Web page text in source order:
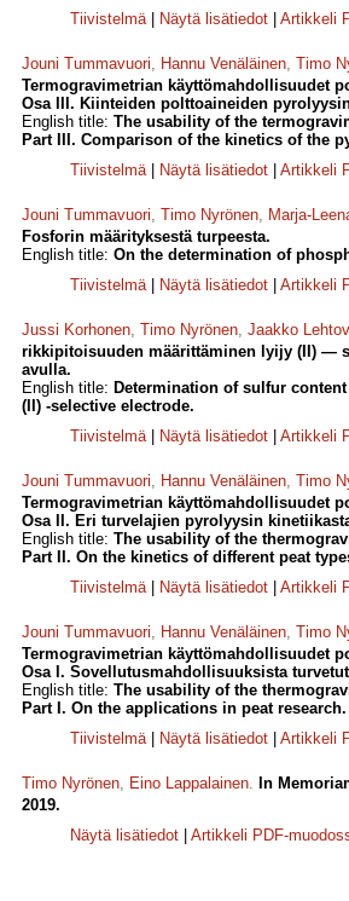
Tiivistelmä| Näytä lisätiedot Artikkeli
Jouni Tummavuori, Hannu Venäläinen, Timo
Termogravimetrian käyttömahdollisuudet
Osa III. Kiinteiden polttoaineiden
English title: The usability of the
Part III. Comparison of the kinetics of the
Tiivistelmä| Näytä lisätiedot Artikkeli
Jouni Tummavuori, Timo Nyrönen, Marja-
Fosforin määrityksestä turpeesta.
English title: On the determination of
Tiivistelmä| Näytä lisätiedot Artikkeli
Jussi Korhonen, Timo Nyrönen, Jaakko
rikkipitoisuuden määrittäminen lyijy (II) —
avulla.
English title: Determination of sulfur
(II) -selective electrode.
Tiivistelmä| Näytä lisätiedot Artikkeli
Jouni Tummavuori, Hannu Venäläinen, Timo
Termogravimetrian käyttömahdollisuudet
Osa II. Eri turvelajien pyrolyysin
English title: The usability of the
Part II. On the kinetics of different peat
Tiivistelmä| Näytä lisätiedot Artikkeli
Jouni Tummavuori, Hannu Venäläinen, Timo
Termogravimetrian käyttömahdollisuudet
Osa I. Sovellutusmahdollisuuksista
English title: The usability of the
Part I. On the applications in peat research.
Tiivistelmä| Näytä lisätiedot Artikkeli
Timo Nyrönen, Eino Lappalainen. In
2019.
Näytä lisätiedot
Artikkeli PDF-